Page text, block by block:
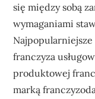
się między sobą
wymaganiami
franczyza
produktowej
marką